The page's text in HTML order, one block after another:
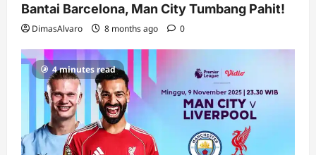
Bantai Barcelona, Man City Tumbang Pahit!
DimasAlvaro 8 months ago 0
4 minutes read